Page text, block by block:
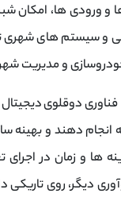
و ورودی ‌ها، امکان
و سیستم ‌های شهری
و مدیریت
فناوری دوقلوی
دهند و بهینه‌
ها و زمان در
دیگر، روی